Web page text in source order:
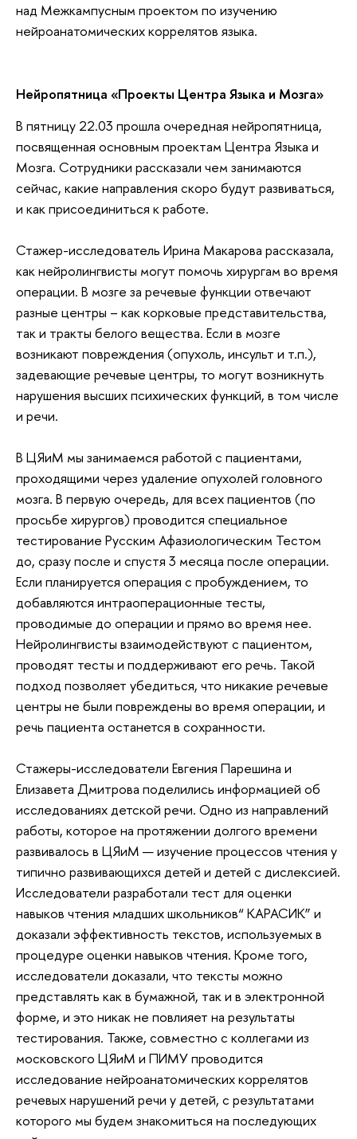
над Межкампусным проектом по изучению
нейроанатомических коррелятов языка.
Нейропятница «Проекты Центра Языка и Мозга»
В пятницу 22.03 прошла очередная нейропятница,
посвященная основным проектам Центра Языка и
Мозга. Сотрудники рассказали чем занимаются
сейчас, какие направления скоро будут развиваться,
и как присоединиться к работе.
Стажер-исследователь Ирина Макарова рассказала,
как нейролингвисты могут помочь хирургам во время
операции. В мозге за речевые функции отвечают
разные центры – как корковые представительства,
так и тракты белого вещества. Если в мозге
возникают повреждения (опухоль, инсульт и т.п.),
задевающие речевые центры, то могут возникнуть
нарушения высших психических функций, в том числе
и речи.
В ЦЯиМ мы занимаемся работой с пациентами,
проходящими через удаление опухолей головного
мозга. В первую очередь, для всех пациентов (по
тестирование Русским Афазиологическим Тестом
до, сразу после и спустя 3 месяца после операции.
Если планируется операция с пробуждением, то
добавляются интраоперационные тесты,
проводимые до операции и прямо во время нее.
Нейролингвисты взаимодействуют с пациентом,
проводят тесты и поддерживают его речь. Такой
подход позволяет убедиться, что никакие речевые
центры не были повреждены во время операции, и
речь пациента останется в сохранности.
Стажеры-исследователи Евгения Парешина и
Елизавета Дмитрова поделились информацией об
исследованиях детской речи. Одно из направлений
работы, которое на протяжении долгого времени
развивалось в ЦЯиМ — изучение процессов чтения у
типично развивающихся детей и детей с дислексией.
Исследователи разработали тест для оценки